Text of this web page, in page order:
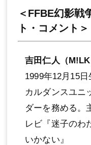
＜FFBE幻影戦
ト・コメント＞
吉⽥仁⼈（
1999年12⽉15
カルダンスユニ
ダーを務める。
レビ『迷⼦のわ
いかない』